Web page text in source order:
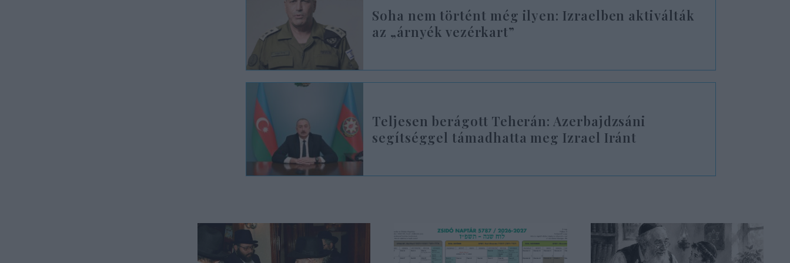
Soha nem történt még ilyen: Izraelben aktiválták
az „árnyék vezérkart”
Teljesen berágott Teherán: Azerbajdzsáni
segítséggel támadhatta meg Izrael Iránt